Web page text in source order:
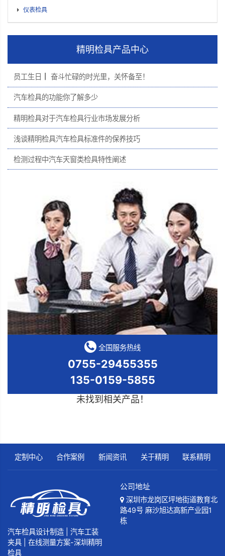
仪表检具
精明检具产品中心
员工生日┃ 奋斗忙碌的时光里，关怀备至！
汽车检具的功能你了解多少
精明检具对于汽车检具行业市场发展分析
浅谈精明检具汽车检具标准件的保养技巧
检测过程中汽车天窗类检具特性阐述
全国服务热线
0755-29455355
135-0159-5855
未找到相关产品！
定制中心 合作案例 新闻资讯 关于精明 联系精明
汽车检具设计制造 | 汽车工装
夹具 | 在线测量方案-深圳精明
检具
公司地址
深圳市龙岗区坪地街道教育北
路49号 麻沙旭达高新产业园1
栋